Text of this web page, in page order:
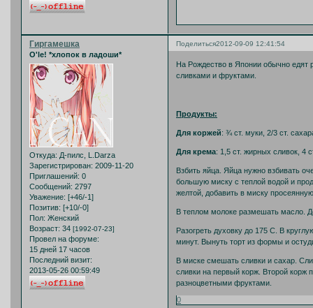
Поделиться2012-09-09 12:41:54
Гиргамешка
O'le! *хлопок в ладоши*
Откуда: Д-пилс, L.Darza
Зарегистрирован: 2009-11-20
Приглашений: 0
Сообщений: 2797
Уважение: [+46/-1]
Позитив: [+10/-0]
Пол: Женский
Возраст: 34 [1992-07-23]
Провел на форуме:
15 дней 17 часов
Последний визит:
2013-05-26 00:59:49
На Рождество в Японии обычно едят
сливками и фруктами.
Продукты:
Для коржей: ¾ ст. муки, 2/3 ст.
Для крема: 1,5 ст. жирных сливок, 4
Взбить яйца. Яйца нужно взбивать
большую миску с теплой водой и
желтой, добавить в миску
В теплом молоке размешать масло.
Разогреть духовку до 175 С. В
минут. Вынуть торт из формы и
В миске смешать сливки и сахар.
сливки на первый корж. Второй корж
разноцветными фруктами.
0